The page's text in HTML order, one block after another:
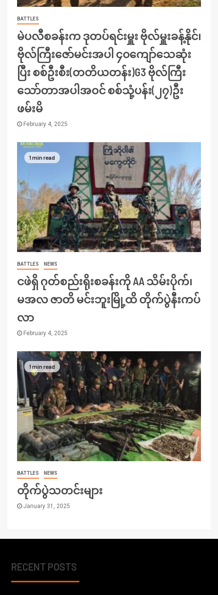
BATTLES
မဲပလီစခန်းက ဒုတပ်ရင်းမှူး ဗိုလ်မှူးခန့်နိုင်၊
ဗိုလ်ကြီးဇော်မင်းအပါ ၄၀ကျော်သေဆုံး
ပြီး စစ်ဦးစီး(တတိယတန်း)G3 ဗိုလ်ကြီး
သော်တာအပါအဝင် စစ်သုံ့ပန်း(၂၇)ဦး
ဖမ်းမိ
February 4, 2025
1 min read
BATTLES NEWS
ငဖဲရှိ ဂုတ်စည်းရိုးစခန်းကို AA သိမ်းပိုက်၊
မအလ ဇာတိ မင်းဘူးမြို့ထိ တိုက်ပွဲနီးကပ်
လာ
February 4, 2025
1 min read
BATTLES NEWS
တိုက်ပွဲသတင်းများ
January 31, 2025
RECENT POSTS